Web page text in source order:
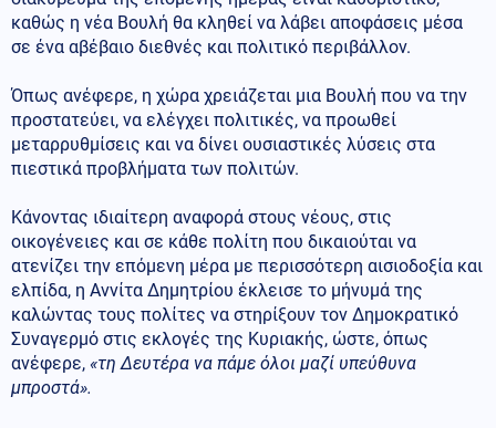
καθώς η νέα Βουλή θα κληθεί να λάβει αποφάσεις μέσα
σε ένα αβέβαιο διεθνές και πολιτικό περιβάλλον.
Όπως ανέφερε, η χώρα χρειάζεται μια Βουλή που να την
προστατεύει, να ελέγχει πολιτικές, να προωθεί
μεταρρυθμίσεις και να δίνει ουσιαστικές λύσεις στα
πιεστικά προβλήματα των πολιτών.
Κάνοντας ιδιαίτερη αναφορά στους νέους, στις
οικογένειες και σε κάθε πολίτη που δικαιούται να
ατενίζει την επόμενη μέρα με περισσότερη αισιοδοξία και
ελπίδα, η Αννίτα Δημητρίου έκλεισε το μήνυμά της
καλώντας τους πολίτες να στηρίξουν τον Δημοκρατικό
Συναγερμό στις εκλογές της Κυριακής, ώστε, όπως
ανέφερε, «τη Δευτέρα να πάμε όλοι μαζί υπεύθυνα
μπροστά».